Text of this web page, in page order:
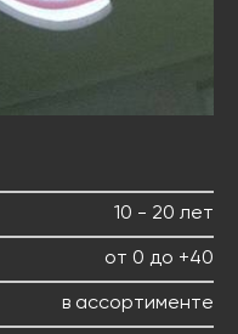
10 - 20 лет
от 0 до +40
в ассортименте